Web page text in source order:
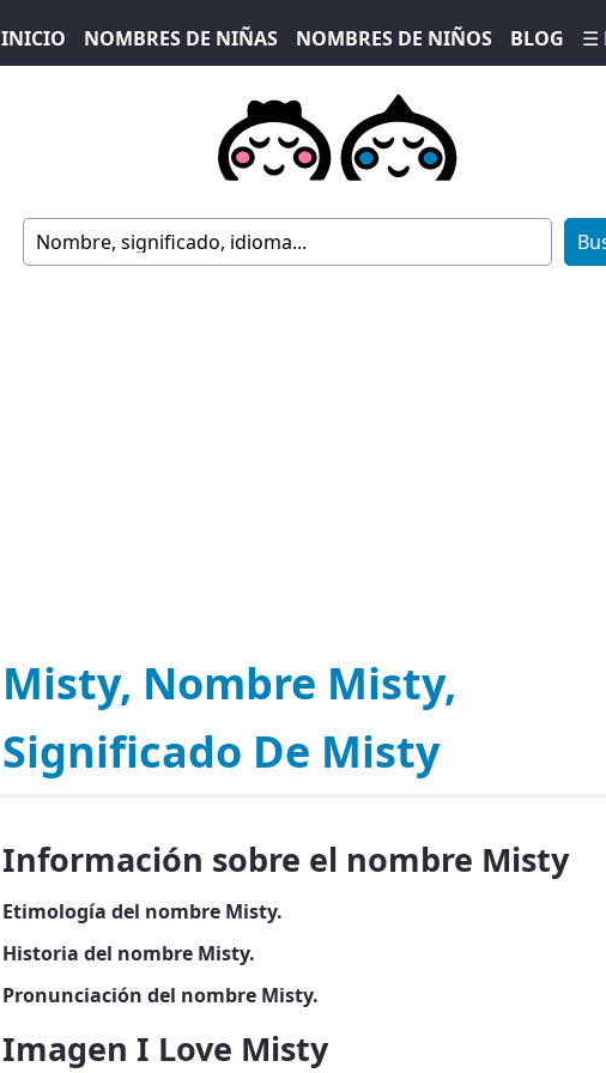
INICIO NOMBRES DE NIÑAS NOMBRES DE NIÑOS BLOG ☰
Misty, Nombre Misty,
Significado De Misty
Información sobre el nombre Misty
Etimología del nombre Misty.
Historia del nombre Misty.
Pronunciación del nombre Misty.
Imagen I Love Misty